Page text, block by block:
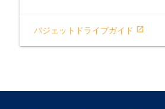
バジェットドライブガイド open_in_new